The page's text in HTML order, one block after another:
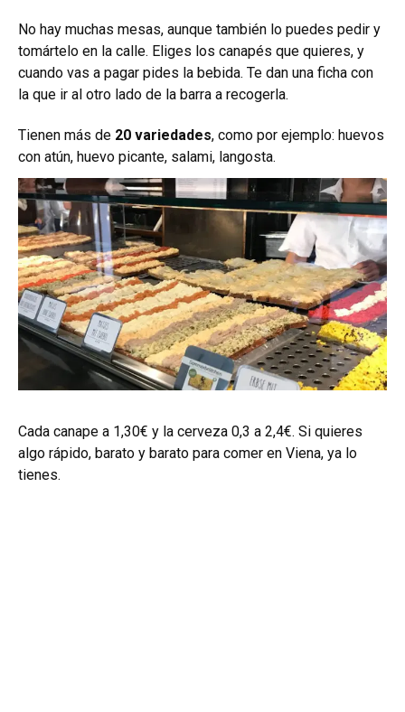
No hay muchas mesas, aunque también lo puedes pedir y
tomártelo en la calle. Eliges los canapés que quieres, y
cuando vas a pagar pides la bebida. Te dan una ficha con
la que ir al otro lado de la barra a recogerla.
Tienen más de 20 variedades, como por ejemplo: huevos
con atún, huevo picante, salami, langosta.
Cada canape a 1,30€ y la cerveza 0,3 a 2,4€. Si quieres
algo rápido, barato y barato para comer en Viena, ya lo
tienes.